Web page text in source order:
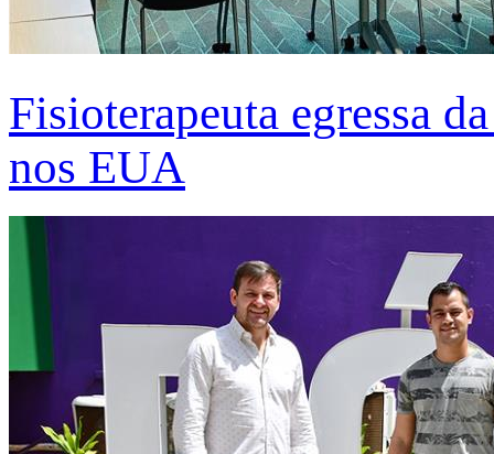
Fisioterapeuta egressa
nos EUA